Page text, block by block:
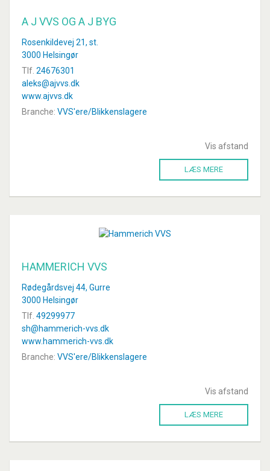
A J VVS OG A J BYG
Rosenkildevej 21, st.
3000 Helsingør
Tlf. 24676301
aleks@ajvvs.dk
www.ajvvs.dk
Branche: VVS'ere/Blikkenslagere
Vis afstand
LÆS MERE
HAMMERICH VVS
Rødegårdsvej 44, Gurre
3000 Helsingør
Tlf. 49299977
sh@hammerich-vvs.dk
www.hammerich-vvs.dk
Branche: VVS'ere/Blikkenslagere
Vis afstand
LÆS MERE